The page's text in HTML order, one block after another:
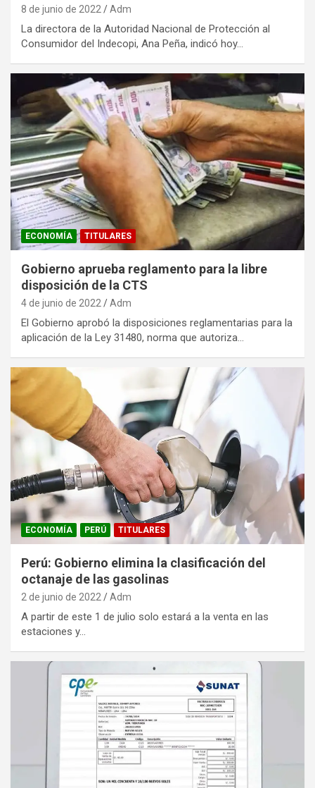
8 de junio de 2022 Adm
La directora de la Autoridad Nacional de Protección al
Consumidor del Indecopi, Ana Peña, indicó hoy…
ECONOMÍA TITULARES
Gobierno aprueba reglamento para la libre
disposición de la CTS
4 de junio de 2022 Adm
El Gobierno aprobó la disposiciones reglamentarias para la
aplicación de la Ley 31480, norma que autoriza…
ECONOMÍA PERÚ TITULARES
Perú: Gobierno elimina la clasificación del
octanaje de las gasolinas
2 de junio de 2022 Adm
A partir de este 1 de julio solo estará a la venta en las
estaciones y…